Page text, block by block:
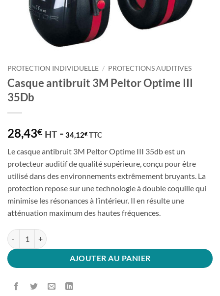
PROTECTION INDIVIDUELLE / PROTECTIONS AUDITIVES
Casque antibruit 3M Peltor Optime III
35Db
28,43€ HT - 34,12€ TTC
Le casque antibruit 3M Peltor Optime III 35db est un
protecteur auditif de qualité supérieure, conçu pour être
utilisé dans des environnements extrêmement bruyants. La
protection repose sur une technologie à double coquille qui
minimise les résonances à l’intérieur. Il en résulte une
atténuation maximum des hautes fréquences.
quantité de Casque antibruit 3M Peltor Optime III 35Db
AJOUTER AU PANIER